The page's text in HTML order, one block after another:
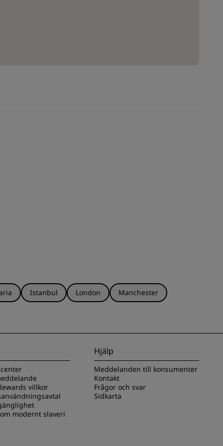
Istanbul London
Manchester
villkor
modernt slaveri
Hjälp
Meddelanden till konsumenter
Kontakt
Frågor och svar
Sidkarta